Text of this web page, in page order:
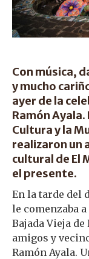
Con música,
y mucho
ayer de la
Ramón
Cultura y la
realizaron un
cultural de El
el presente.
En la tarde del
le comenzaba
Bajada Vieja
amigos y
Ramón Ayala.